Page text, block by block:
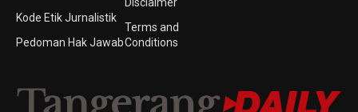
Kode Etik Jurnalistik
Pedoman Hak Jawab
Disclaimer
Terms and
Conditions